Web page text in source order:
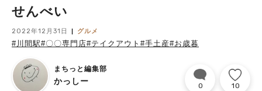
せんべい
2022年12月31日 グルメ
#川間駅#〇〇専門店#テイクアウト #手土産#お歳暮
まちっと編集部
かっしー 0 10